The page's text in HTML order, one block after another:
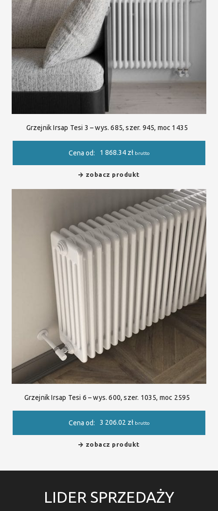
Grzejnik Irsap Tesi 3 – wys. 685, szer. 945, moc 1435
Cena od: 1 868.34 zł brutto
zobacz produkt
Grzejnik Irsap Tesi 6 – wys. 600, szer. 1035, moc 2595
Cena od: 3 206.02 zł brutto
zobacz produkt
LIDER SPRZEDAŻY